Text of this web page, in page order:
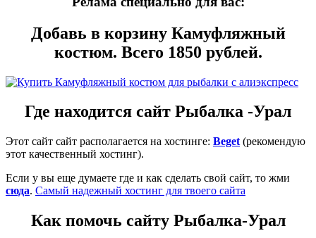
Добавь в корзину Камуфляжный
костюм. Всего 1850 рублей.
Где находится сайт Рыбалка -Урал
Этот сайт сайт располагается на хостинге: Beget (рекомендую
этот качественный хостинг).
Если у вы еще думаете где и как сделать свой сайт, то жми
сюда. Самый надежный хостинг для твоего сайта
Как помочь сайту Рыбалка-Урал